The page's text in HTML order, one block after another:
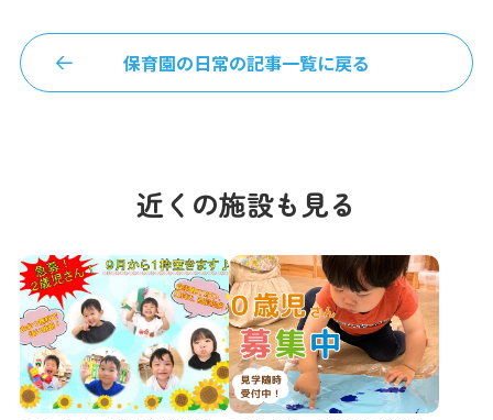
保育園の日常の記事一覧に戻る
近くの施設も見る